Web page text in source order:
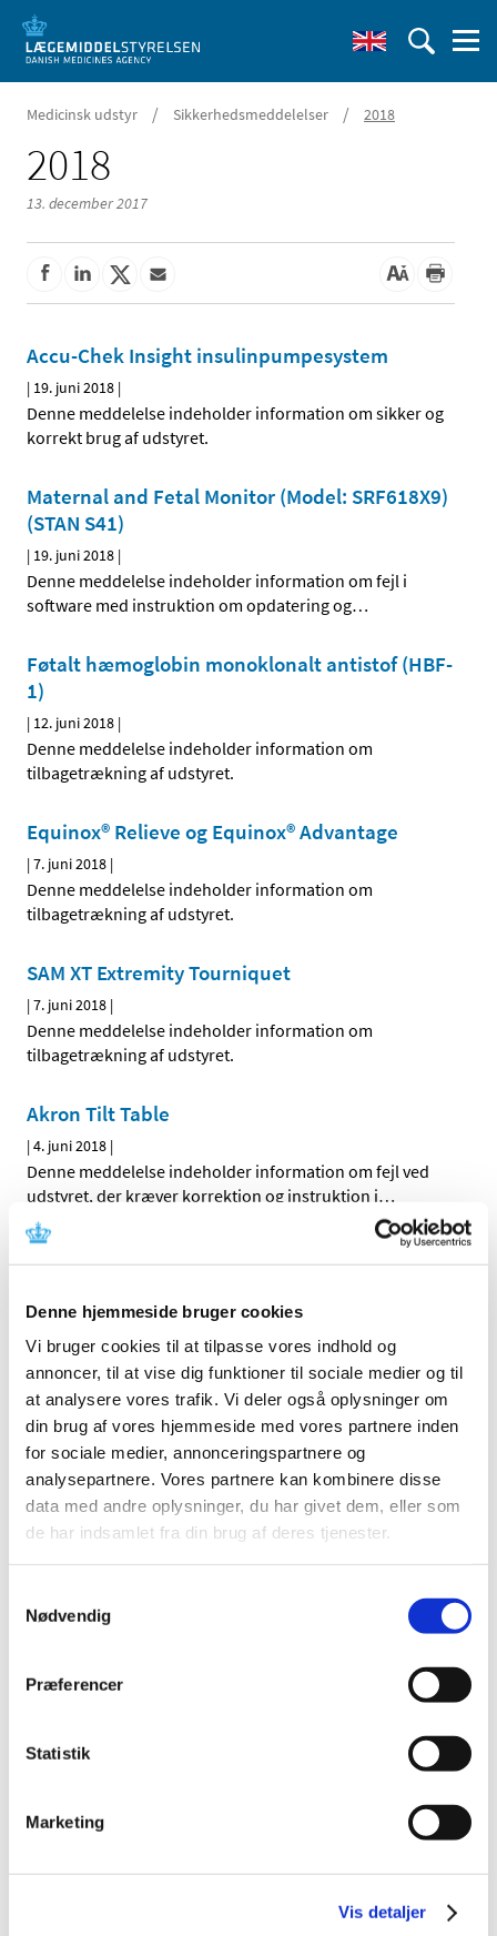
Denne hjemmeside bruger cookies
Vi bruger cookies til at tilpasse vores indhold og
annoncer, til at vise dig funktioner til sociale medier og til
at analysere vores trafik. Vi deler også oplysninger om
din brug af vores hjemmeside med vores partnere inden
for sociale medier, annonceringspartnere og
analysepartnere. Vores partnere kan kombinere disse
data med andre oplysninger, du har givet dem, eller som
de har indsamlet fra din brug af deres tjenester.
Nødvendig
Præferencer
Statistik
Marketing
Vis detaljer
Medicinsk udstyr / Sikkerhedsmeddelelser / 2018
2018
13. december 2017
Accu-Chek Insight insulinpumpesystem
| 19. juni 2018 |
Denne meddelelse indeholder information om sikker og
korrekt brug af udstyret.
Maternal and Fetal Monitor (Model: SRF618X9)
(STAN S41)
| 19. juni 2018 |
Denne meddelelse indeholder information om fejl i
software med instruktion om opdatering og…
Føtalt hæmoglobin monoklonalt antistof (HBF-
1)
| 12. juni 2018 |
Denne meddelelse indeholder information om
tilbagetrækning af udstyret.
Equinox® Relieve og Equinox® Advantage
|7. juni 2018 |
Denne meddelelse indeholder information om
tilbagetrækning af udstyret.
SAM XT Extremity Tourniquet
|7. juni 2018 |
Denne meddelelse indeholder information om
tilbagetrækning af udstyret.
Akron Tilt Table
|4. juni 2018 |
Denne meddelelse indeholder information om fejl ved
udstyret, der kræver korrektion og instruktion i…
Denne meddelelse indeholder information om sikker og
korrekt brug af udstyret.
ThermoScientificTM OxoidTM OX1 Oxacillin
|4. juni 2018|
Denne meddelelse indeholder information om sikker og
korrekt brug af udstyret.
EnTrust® and Escudo® VR/DR/AT ICDs
|29. juni 2018|
Denne meddelelse indeholder information om sikker og
korrekt brug af udstyret.
Forrige
Alle (447)